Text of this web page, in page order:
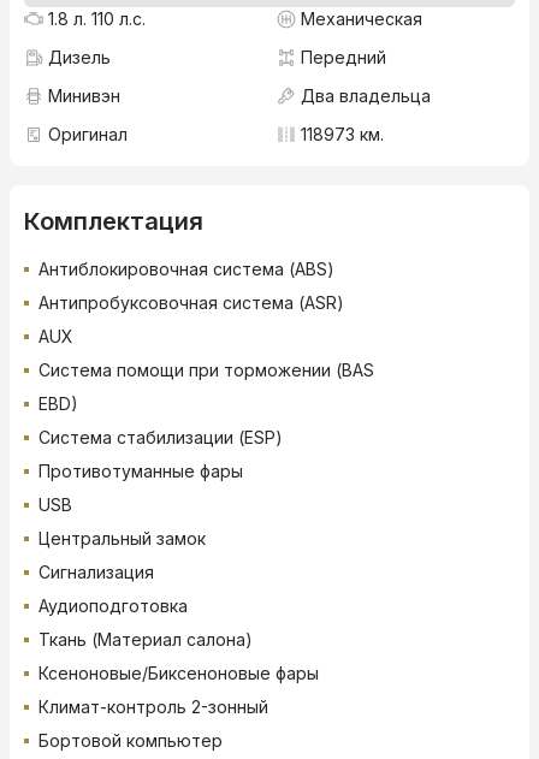
1.8 л. 110 л.с.
Механическая
Дизель
Передний
Минивэн
Два владельца
Оригинал
118973 км.
Комплектация
Антиблокировочная система (ABS)
Антипробуксовочная система (ASR)
AUX
Система помощи при торможении (BAS
EBD)
Система стабилизации (ESP)
Противотуманные фары
USB
Центральный замок
Сигнализация
Аудиоподготовка
Ткань (Материал салона)
Ксеноновые/Биксеноновые фары
Климат-контроль 2-зонный
Бортовой компьютер